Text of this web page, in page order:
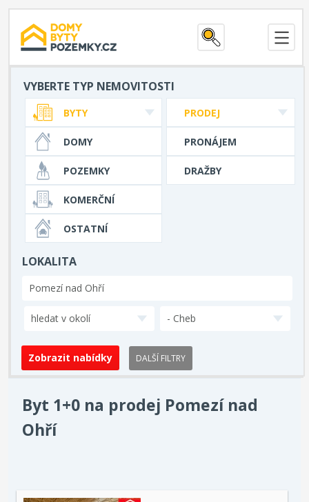
VYBERTE TYP NEMOVITOSTI
PRODEJ
PRONÁJEM
DRAŽBY
BYTY
DOMY
POZEMKY
KOMERČNÍ
OSTATNÍ
LOKALITA
hledat v okolí - Cheb
DALŠÍ FILTRY
Byt 1+0 na prodej Pomezí nad
Ohří